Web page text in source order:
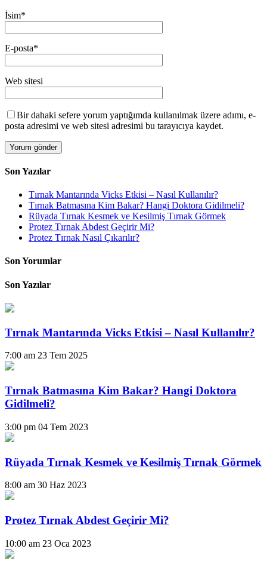
İsim*
E-posta*
Web sitesi
Bir dahaki sefere yorum yaptığımda kullanılmak üzere adımı, e-
posta adresimi ve web sitesi adresimi bu tarayıcıya kaydet.
Son Yazılar
Tırnak Mantarında Vicks Etkisi – Nasıl Kullanılır?
Tırnak Batmasına Kim Bakar? Hangi Doktora Gidilmeli?
Rüyada Tırnak Kesmek ve Kesilmiş Tırnak Görmek
Protez Tırnak Abdest Geçirir Mi?
Protez Tırnak Nasıl Çıkarılır?
Son Yorumlar
Son Yazılar
Tırnak Mantarında Vicks Etkisi – Nasıl Kullanılır?
7:00 am 23 Tem 2025
Tırnak Batmasına Kim Bakar? Hangi Doktora
Gidilmeli?
3:00 pm 04 Tem 2023
Rüyada Tırnak Kesmek ve Kesilmiş Tırnak Görmek
8:00 am 30 Haz 2023
Protez Tırnak Abdest Geçirir Mi?
10:00 am 23 Oca 2023